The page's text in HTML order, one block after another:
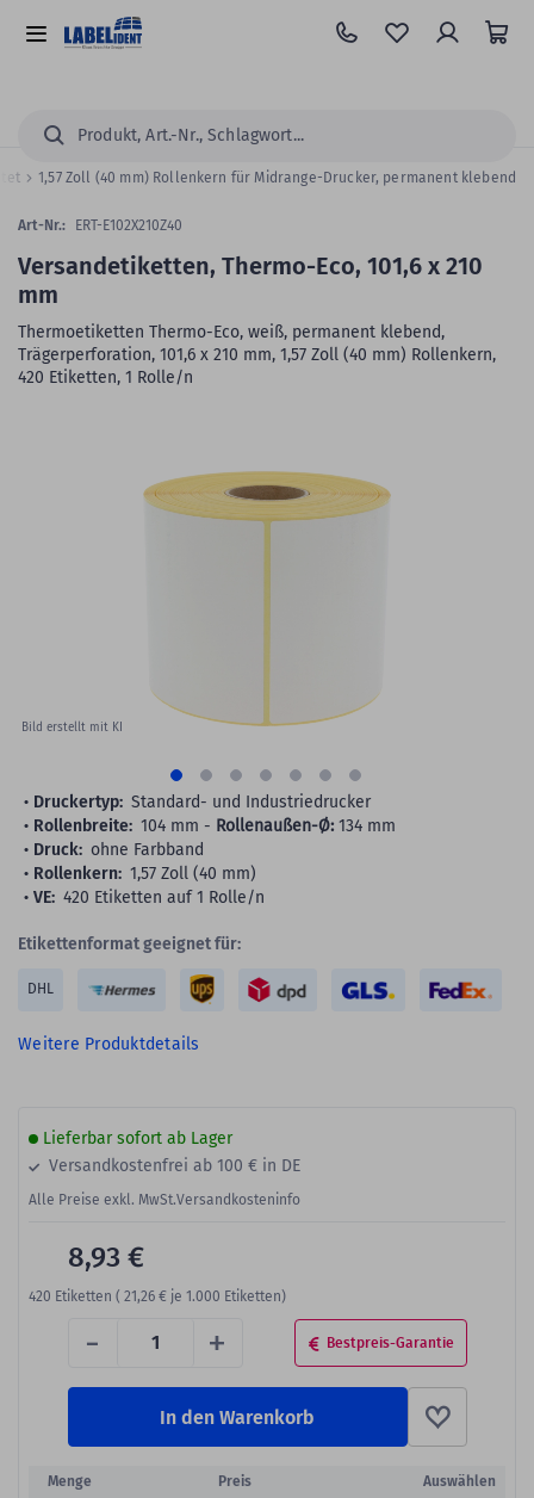
Hauptinhalt
springen
Alle
Suchen...
1,57 Zoll (40 mm) Rollenkern für Midrange-Drucker, permanent klebend
Bild erstellt mit KI
Versandetiketten, Thermo-Eco, 101,6 x 210
mm
Thermoetiketten Thermo-Eco, weiß, permanent klebend,
Trägerperforation, 101,6 x 210 mm, 1,57 Zoll (40 mm) Rollenkern,
420 Etiketten, 1 Rolle/n
Art-Nr.: ERT-E102X210Z40
Druckertyp: Standard- und Industriedrucker
Rollenbreite: 104 mm - Rollenaußen-Ø: 134 mm
Druck: ohne Farbband
Rollenkern: 1,57 Zoll (40 mm)
VE: 420 Etiketten auf 1 Rolle/n
Etikettenformat geeignet für:
DHL
Weitere Produktdetails
Lieferbar sofort ab Lager
Versandkostenfrei ab 100 € in DE
Alle Preise exkl. MwSt.Versandkosteninfo
- + Bestpreis-Garantie
8,93 €
420 Etiketten ( 21,26 € je 1.000 Etiketten)
In den Warenkorb
Menge Preis Auswählen